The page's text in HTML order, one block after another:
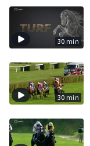
30 min
30 min